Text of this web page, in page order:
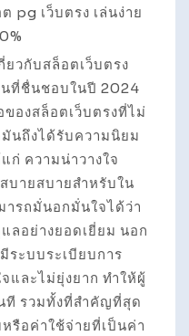
pg เว็บตรง เล่นง่าย
วกับสล็อตเว็บตรง
นที่ชื่นชอบในปี 2024
องสล็อตเว็บตรงที่ไม่
มันถึงได้รับความนิยม
ก่ ความน่าวางใจ
บายสบายสำหรับใน
ารถมั่นอกมั่นใจได้ว่า
ลอย่างยอดเยี่ยม นอก
ระบบระเบียบการ
และไม่ยุ่งยาก ทำให้ผู้
ที รวมทั้งที่สำคัญที่สุด
รือค่าใช้จ่ายที่เป็นค่า